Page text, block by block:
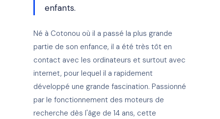
enfants.
Né à Cotonou où il a passé la plus grande
partie de son enfance, il a été très tôt en
contact avec les ordinateurs et surtout avec
internet, pour lequel il a rapidement
développé une grande fascination. Passionné
par le fonctionnement des moteurs de
recherche dès l'âge de 14 ans, cette